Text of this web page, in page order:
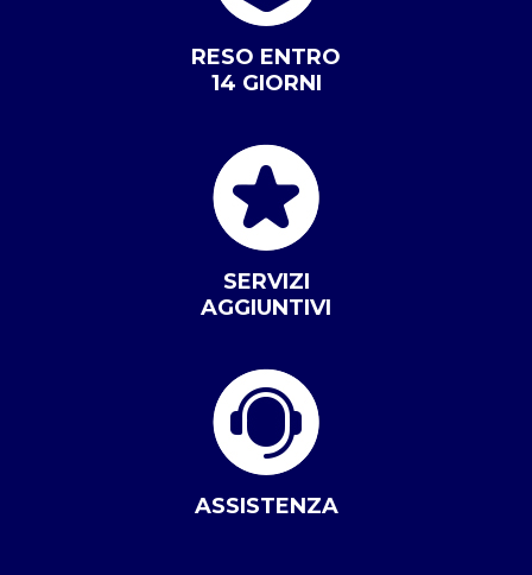
RESO ENTRO
14 GIORNI
SERVIZI
AGGIUNTIVI
ASSISTENZA